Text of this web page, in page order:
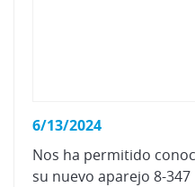
6/13/2024
Nos ha permitido
su nuevo aparejo 8-